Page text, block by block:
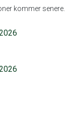
kommer senere.